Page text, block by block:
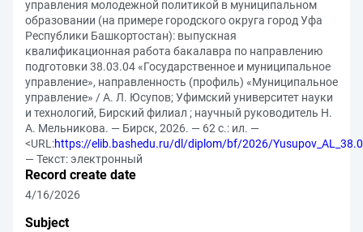
управления молодежной политикой в муниципальном
образовании (на примере городского округа город Уфа
Республики Башкортостан): выпускная
квалификационная работа бакалавра по направлению
подготовки 38.03.04 «Государственное и муниципальное
управление», направленность (профиль) «Муниципальное
управление» / А. Л. Юсупов; Уфимский университет науки
и технологий, Бирский филиал ; научный руководитель Н.
А. Мельникова. — Бирск, 2026. — 62 с.: ил. —
<URL:https://elib.bashedu.ru/dl/diplom/bf/2026/
— Текст: электронный
Record create date
4/16/2026
Subject